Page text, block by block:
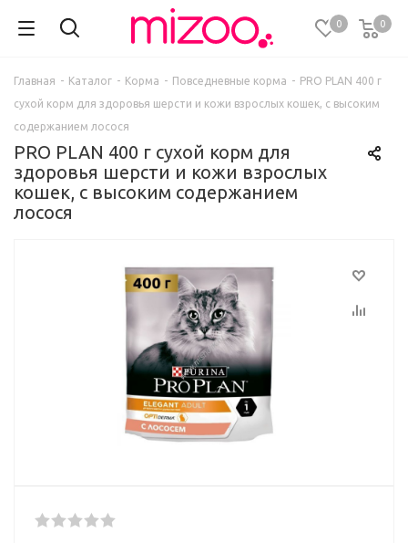
0 0
Главная - Каталог - Корма - Повседневные корма - PRO PLAN 400 г
сухой корм для здоровья шерсти и кожи взрослых кошек, с высоким
содержанием лосося
PRO PLAN 400 г сухой корм для
здоровья шерсти и кожи взрослых
кошек, с высоким содержанием
лосося